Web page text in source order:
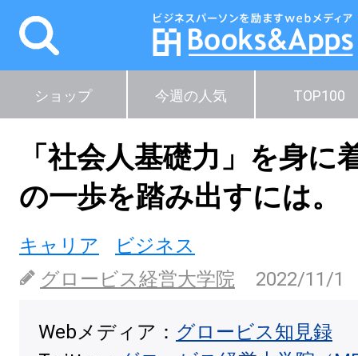
ショップ 今週の人気 TOP100
「社会人基礎力」を身に
の一歩を踏み出すには。
キャリア
ビジネス
グロービス経営大学院
2022/11/1
Webメディア： グロービス知見録